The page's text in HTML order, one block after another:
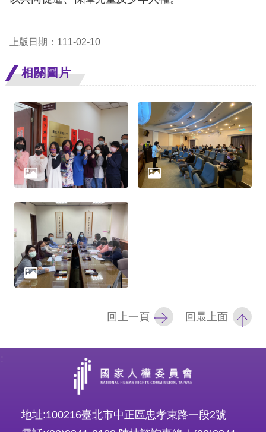
回
頁
網
導
覽
站
安
政
策
上版日期：111-02-10
相關圖片
回上一頁 回最上面
地址:100216臺北市中正區忠孝東路一段2號